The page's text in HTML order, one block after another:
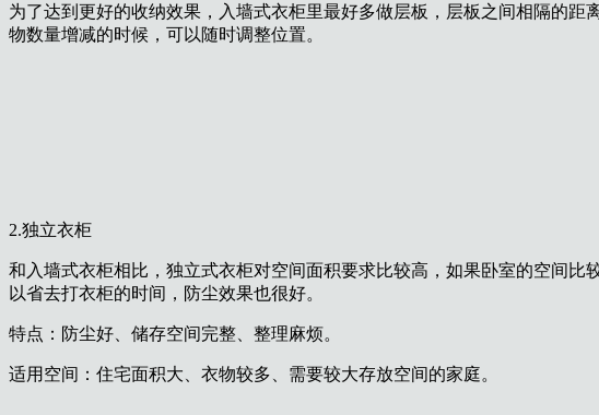
为了达到更好的收纳效果，入墙式衣柜里最好多做层板，层板之间相隔的
物数量增减的时候，可以随时调整位置。
2.独立衣柜
和入墙式衣柜相比，独立式衣柜对空间面积要求比较高，如果卧室的空间
以省去打衣柜的时间，防尘效果也很好。
特点：防尘好、储存空间完整、整理麻烦。
适用空间：住宅面积大、衣物较多、需要较大存放空间的家庭。